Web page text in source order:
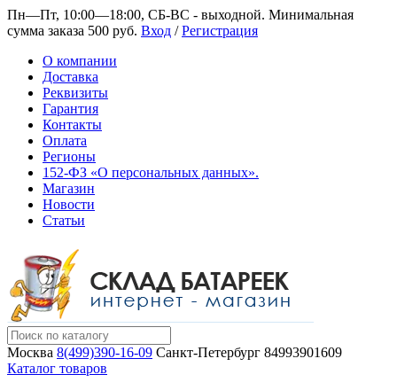
Пн—Пт, 10:00—18:00, СБ-ВС - выходной. Минимальная
сумма заказа 500 руб. Вход /Регистрация
О компании
Доставка
Реквизиты
Гарантия
Контакты
Оплата
Регионы
152-ФЗ «О персональных данных».
Магазин
Новости
Статьи
Москва 8(499)390-16-09 Санкт-Петербург 84993901609
Каталог товаров